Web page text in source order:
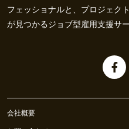
フェッショナルと、プロジェク
が見つかるジョブ型雇用支援サー
会社概要